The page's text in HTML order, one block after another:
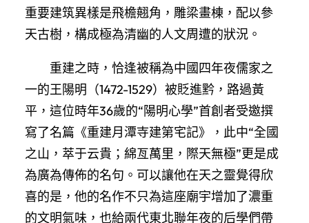
重要建筑異樣是飛檐翹角，雕梁畫棟，配以參
天古樹，構成極為清幽的人文周遭的狀況。
重建之時，恰逢被稱為中國四年夜儒家之
一的王陽明（1472-1529）被貶進黔，路過黃
平，這位時年36歲的“陽明心學”首創者受邀撰
寫了名篇《重建月潭寺建第宅記》，此中“全國
之山，萃于云貴；綿亙萬里，際天無極”更是成
為廣為傳佈的名句。可以讓他在天之靈覺得欣
喜的是，他的名作不只為這座廟宇增加了濃重
的文明氣味，也給兩代東北聯年夜的后學們帶